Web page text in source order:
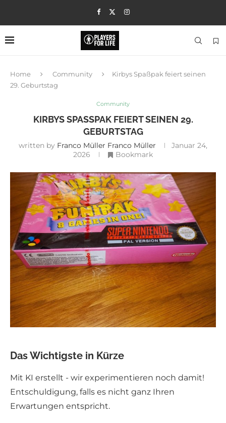
Home Community
Kirbys Spaßpak feiert seinen
29. Geburtstag
Community
KIRBYS SPASSPAK FEIERT SEINEN 29. G
EBURTSTAG
written by Franco Müller Franco Müller
Januar 24,
2026
Bookmark
Das Wichtigste in Kürze
Mit KI erstellt - wir experimentieren noch damit!
Entschuldigung, falls es nicht ganz Ihren
Erwartungen entspricht.